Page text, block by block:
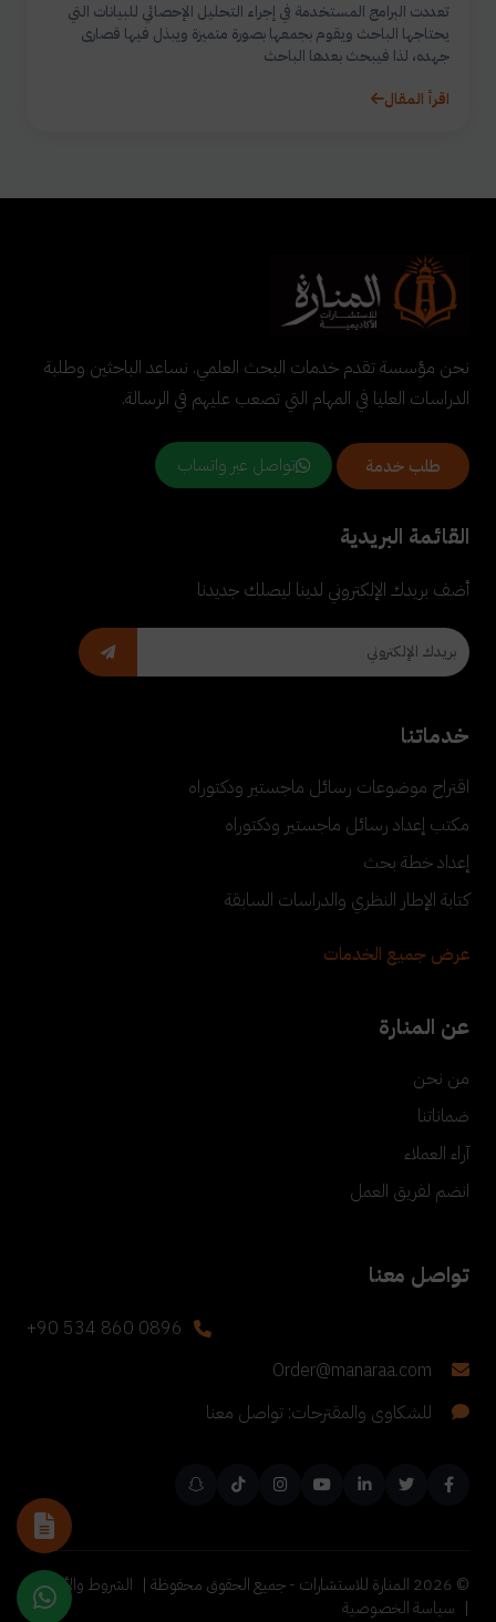
تعددت البرامج المستخدمة في إجراء التحليل الإحصائي للبيانات التي
يحتاجها الباحث ويقوم بجمعها بصورة متميزة ويبذل فيها قصارى
جهده، لذا فيبحث بعدها الباحث
اقرأ المقال
نحن مؤسسة تقدم خدمات البحث العلمي. نساعد الباحثين وطلبة
الدراسات العليا في المهام التي تصعب عليهم في الرسالة.
طلب خدمة تواصل عبر واتساب
القائمة البريدية
أضف بريدك الإلكتروني لدينا ليصلك جديدنا
خدماتنا
اقتراح موضوعات رسائل ماجستير ودكتوراه
مكتب إعداد رسائل ماجستير ودكتوراه
إعداد خطة بحث
كتابة الإطار النظري والدراسات السابقة
عرض جميع الخدمات
عن المنارة
من نحن
ضماناتنا
آراء العملاء
انضم لفريق العمل
تواصل معنا
+90 534 860 0896
Order@manaraa.com
للشكاوى والمقترحات: تواصل معنا
©
2026 المنارة للاستشارات - جميع الحقوق محفوظة | الشروط والأحكام
| سياسة الخصوصية